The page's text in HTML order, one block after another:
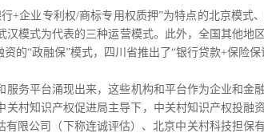
业专利权/商标专用权质押”为特点的北京模式
模式为代表的三种运营模式。此外，全国其他地
的“政融保”模式，四川省推出了“银行贷款+保险保
平台涌现出来，这些机构和平台作为企业和金
村知识产权促进局主导下，中关村知识产权投融
限公司（下称连诚评估）、北京中关村科技担保